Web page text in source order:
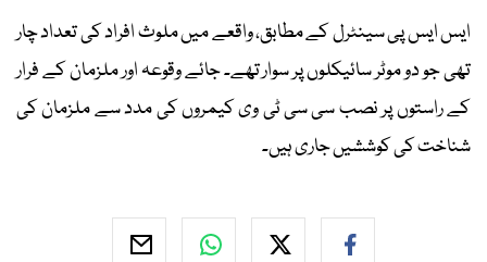
ایس ایس پی سینٹرل کے مطابق، واقعے میں ملوث افراد کی تعداد چار
تھی جو دو موٹر سائیکلوں پر سوار تھے۔ جائے وقوعہ اور ملزمان کے فرار
کے راستوں پر نصب سی سی ٹی وی کیمروں کی مدد سے ملزمان کی
شناخت کی کوششیں جاری ہیں۔